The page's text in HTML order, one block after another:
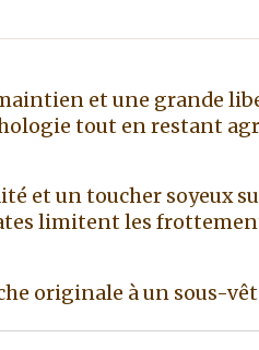
et une grande
tout en restant
et un toucher soyeux
limitent les
originale à un sous-